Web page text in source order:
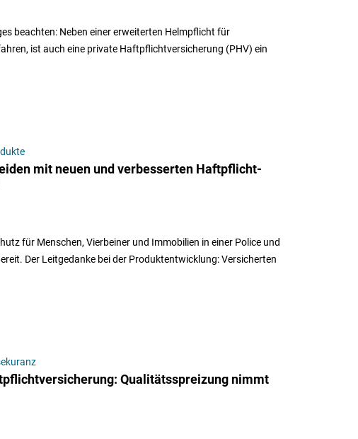
beachten: Neben einer erweiterten Helmpflicht für
ist auch eine private Haftpflichtversicherung (PHV) ein
mit neuen und verbesserten Haftpflicht-
für Menschen, Vierbeiner und Immobilien in einer Police und
Der Leitgedanke bei der Produktentwicklung: Versicherten
Qualitätsspreizung nimmt